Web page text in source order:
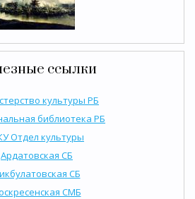
ссылки
культуры РБ
библиотека РБ
Отдел культуры
Ардатовская СБ
СБ
СМБ